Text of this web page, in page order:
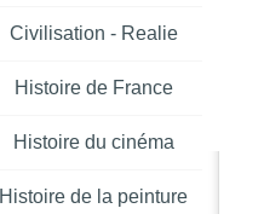
Civilisation - Realie
Histoire de France
Histoire du cinéma
Histoire de la peinture